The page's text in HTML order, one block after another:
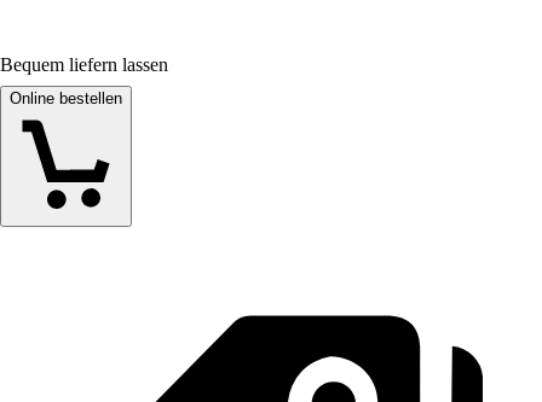
Bequem liefern lassen
Online bestellen